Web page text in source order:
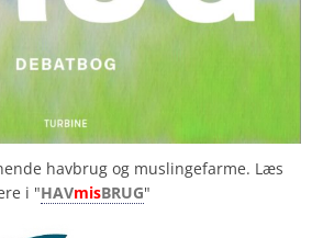
havbrug og muslingefarme. Læs
i "HAVmisBRUG"